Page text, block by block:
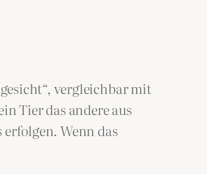
vergleichbar mit
Tier das andere aus
Wenn das